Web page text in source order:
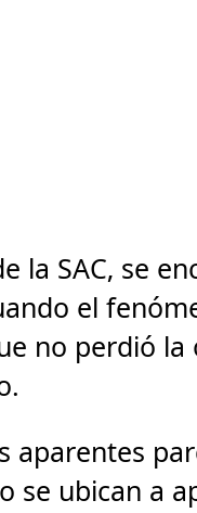
la SAC, se
el
no perdió
aparentes
se ubican a